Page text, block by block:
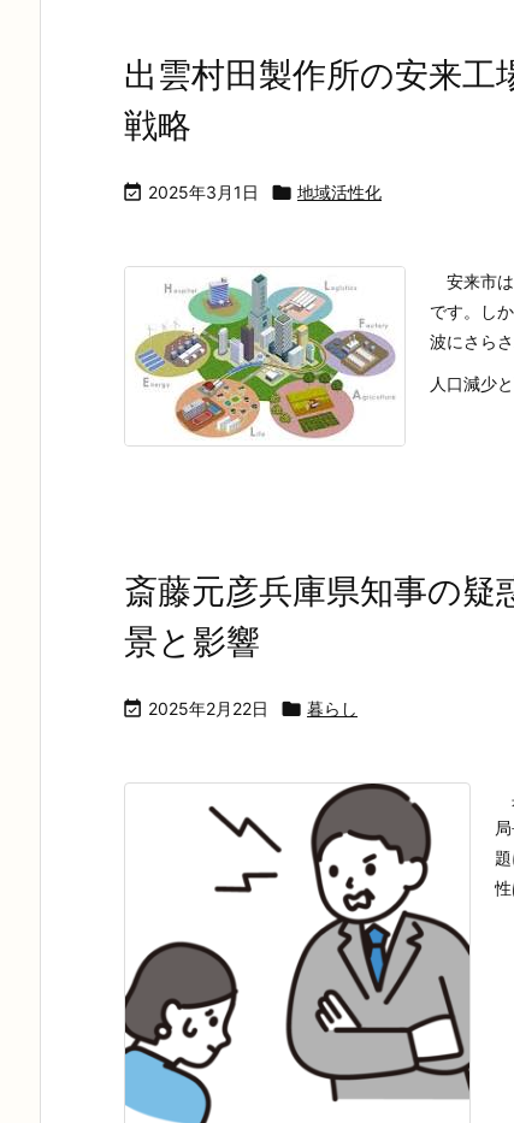
出雲村田製作所の安来工
戦略
 2025年3月1日  地域活性化
安来市は
です。し
波にさら
人口減少
斎藤元彦兵庫県知事の疑
景と影響
 2025年2月22日  暮らし